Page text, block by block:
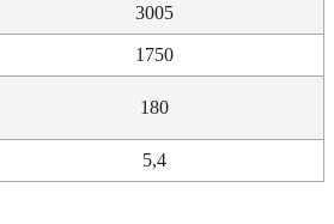
3005
1750
180
5,4